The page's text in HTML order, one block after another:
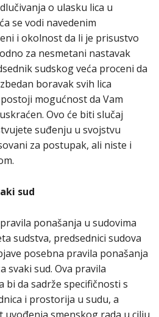
o ulasku lica u
se vodi navedenim
i okolnost da li je prisustvo
za nesmetani nastavak
sudskog veća proceni da
boravak svih lica
mogućnost da Vam
Ovo će biti slučaj
suđenju u svojstvu
za postupak, ali niste i
sud
ponašanja u sudovima
sudstva, predsednici sudova
posebna pravila ponašanja
svaki sud. Ova pravila
bi da sadrže specifičnosti s
i prostorija u sudu, a